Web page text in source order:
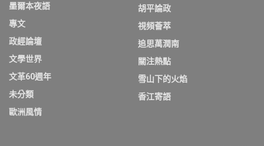
墨爾本夜語
專文
政經論壇
文學世界
文革60週年
未分類
歐洲風情
胡平論政
視頻薈萃
追思萬潤南
關注熱點
雪山下的火焰
香江寄語